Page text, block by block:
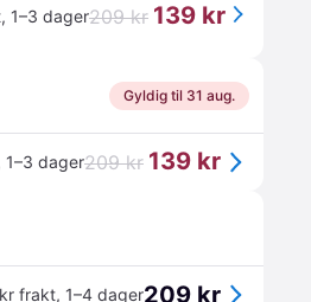
, 1–3 dager209 kr 139 kr
Gyldig til 31 aug.
1–3 dager209 kr 139 kr
frakt, 1–4 dager209 kr